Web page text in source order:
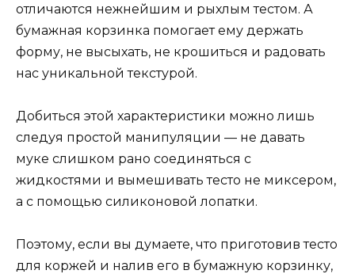
отличаются нежнейшим и рыхлым тестом. А
бумажная корзинка помогает ему держать
форму, не высыхать, не крошиться и радовать
нас уникальной текстурой.
Добиться этой характеристики можно лишь
следуя простой манипуляции — не давать
муке слишком рано соединяться с
жидкостями и вымешивать тесто не миксером,
а с помощью силиконовой лопатки.
Поэтому, если вы думаете, что приготовив тесто
для коржей и налив его в бумажную корзинку,